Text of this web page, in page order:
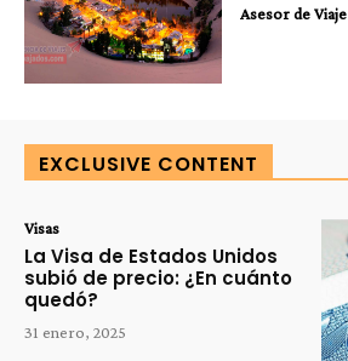
Asesor de Viaje
EXCLUSIVE CONTENT
Visas
La Visa de Estados Unidos
subió de precio: ¿En cuánto
quedó?
31 enero, 2025